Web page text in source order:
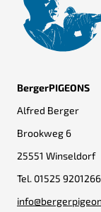
BergerPIGEONS
Alfred Berger
Brookweg 6
25551 Winseldorf
Tel. 01525 9201266